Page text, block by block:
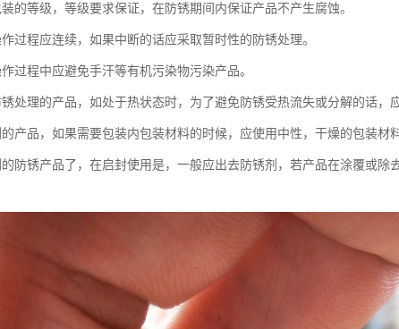
的等级，等级要求保证，在防锈期间内保证产品不产生腐蚀。
过程应连续，如果中断的话应采取暂时性的防锈处理。
过程中应避免手汗等有机污染物污染产品。
处理的产品，如处于热状态时，为了避免防锈受热流失或分解的话，
产品，如果需要包装内包装材料的时候，应使用中性，干燥的包装材料
防锈产品了，在启封使用是，一般应出去防锈剂，若产品在涂覆或除